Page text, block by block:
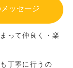
ッセージ
って仲良く・楽
丁寧に行うの